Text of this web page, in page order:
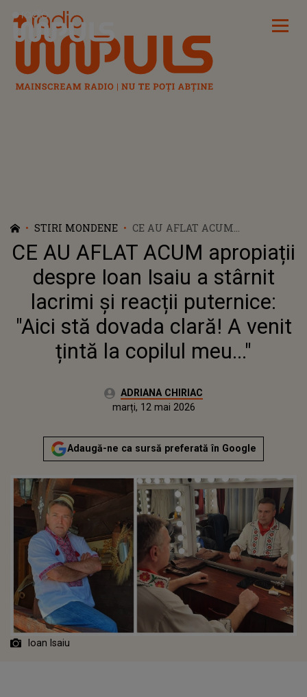
Radio Impuls
STIRI MONDENE
CE AU AFLAT ACUM
APROPIAȚII DESPRE IOAN
ISAIU A STÂRNIT LACRIMI ȘI
REACȚII PUTERNICE: "AICI STĂ
DOVADA CLARĂ! A VENIT ȚINTĂ
LA COPILUL MEU..."
CE AU AFLAT ACUM apropiații
despre Ioan Isaiu a stârnit
lacrimi și reacții puternice:
"Aici stă dovada clară! A venit
țintă la copilul meu..."
Autor:ADRIANA CHIRIAC
Actualizat:
marți, 12 mai 2026
Adaugă-ne ca sursă preferată în Google
Ioan Isaiu